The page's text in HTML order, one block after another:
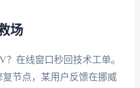
场
在线窗口秒回技术工单。
节点，某用户反馈在挪威